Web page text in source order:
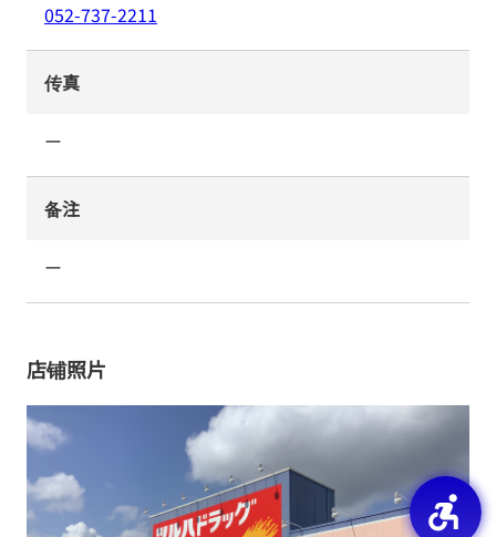
052-737-2211
传真
ー
备注
ー
店铺照片